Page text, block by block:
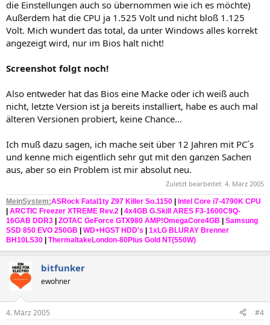
die Einstellungen auch so übernommen wie ich es möchte)
Außerdem hat die CPU ja 1.525 Volt und nicht bloß 1.125
Volt. Mich wundert das total, da unter Windows alles korrekt
angezeigt wird, nur im Bios halt nicht!
Screenshot folgt noch!
Also entweder hat das Bios eine Macke oder ich weiß auch
nicht, letzte Version ist ja bereits installiert, habe es auch mal
älteren Versionen probiert, keine Chance...
Ich muß dazu sagen, ich mache seit über 12 Jahren mit PC´s
und kenne mich eigentlich sehr gut mit den ganzen Sachen
aus, aber so ein Problem ist mir absolut neu.
Zuletzt bearbeitet: 4. März 2005
MeinSystem:ASRock Fatal1ty Z97 Killer So.1150
Intel Core i7-4790K CPU
ARCTIC Freezer XTREME Rev.2
4x4GB G.Skill ARES F3-1600C9Q-
16GAB DDR3
ZOTAC GeForce GTX980 AMP!OmegaCore4GB
Samsung
SSD 850 EVO 250GB
WD+HGST HDD's
1xLG BLURAY Brenner
BH10LS30
ThermaltakeLondon-80Plus Gold NT(550W)
bitfunker
ewohner
4. März 2005 #4